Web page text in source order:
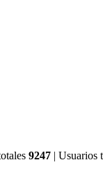
9247 | Usuarios